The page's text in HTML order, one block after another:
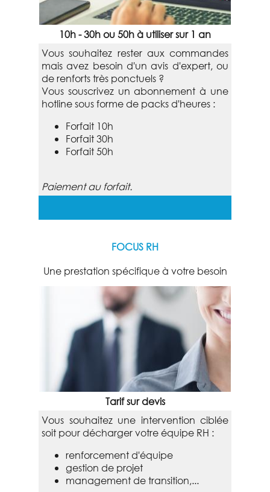
10h - 30h ou 50h à utiliser sur 1 an
Vous souhaitez rester aux commandes
mais avez besoin d'un avis d'expert, ou
de renforts très ponctuels ?
Vous souscrivez un abonnement à une
hotline sous forme de packs d'heures :
Forfait 10h
Forfait 30h
Forfait 50h
Paiement au forfait.
FOCUS RH
Une prestation spécifique à votre besoin
Tarif sur devis
Vous souhaitez une intervention ciblée
soit pour décharger votre équipe RH :
renforcement d'équipe
gestion de projet
management de transition,...